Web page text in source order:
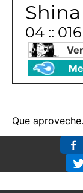
04 :: 016
Que aproveche.